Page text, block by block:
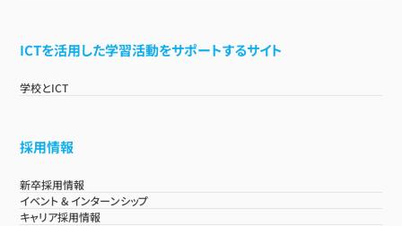
ICTを活用した学習活動をサポートするサイト
学校とICT
採用情報
新卒採用情報
イベント & インターンシップ
キャリア採用情報